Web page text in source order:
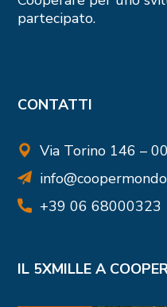
partecipato.
CONTATTI
Via Torino 146 –
+39 06 68000323
IL 5XMILLE A